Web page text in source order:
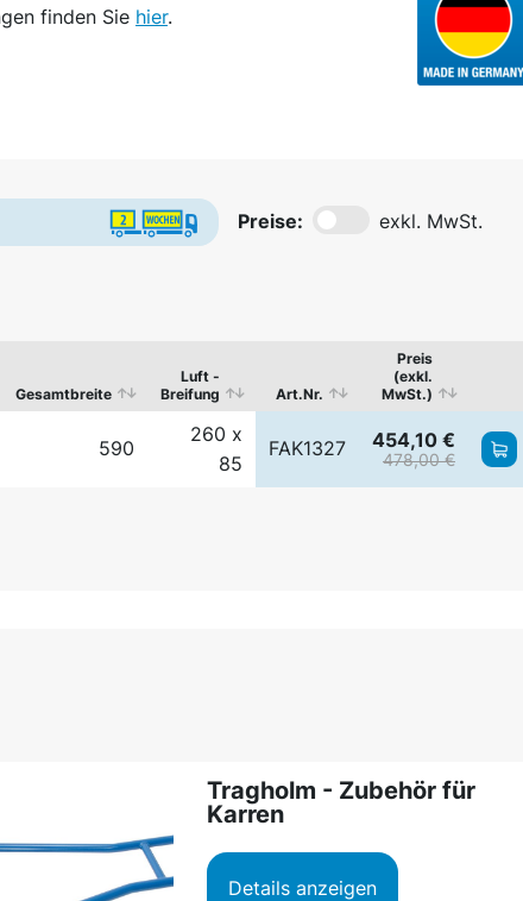
finden Sie hier.
Preise: exkl. MwSt.
Gesamtbreite
Luft -
Breifung
Art.Nr.
Preis
(exkl.
MwSt.)
590
260 x
85
FAK1327 454,10 €
478,00 €
Tragholm - Zubehör für
Karren
Details anzeigen